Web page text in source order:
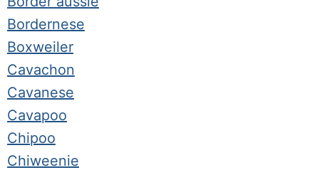
Bordernese
Boxweiler
Cavachon
Cavanese
Cavapoo
Chipoo
Chiweenie